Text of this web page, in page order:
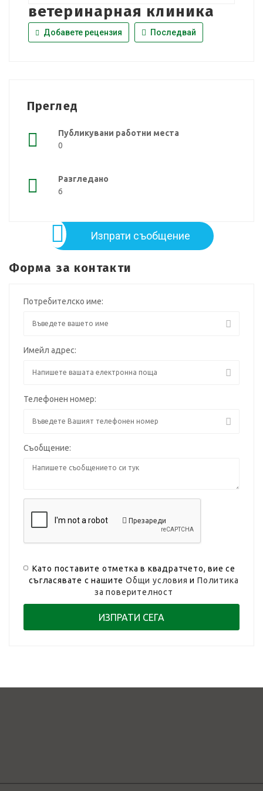
ветеринарная клиника
Добавете рецензия Последвай
Преглед
Публикувани работни места
0
Разгледано
6
Изпрати съобщение
Форма за контакти
Потребителско име:
Имейл адрес:
Телефонен номер:
Съобщение:
Презареди
Като поставите отметка в квадратчето, вие се
съгласявате с нашитеОбщи условия иПолитика
за поверителност